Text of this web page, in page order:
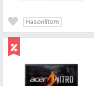
Hasonlítom